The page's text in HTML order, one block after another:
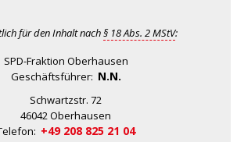
für den Inhalt nach§ 18 Abs. 2 MStV:
SPD-Fraktion Oberhausen
Geschäftsführer: N.N.
Schwartzstr. 72
46042 Oberhausen
+49 208 825 21 04